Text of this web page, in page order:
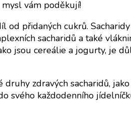
vám poděkují!
od přidaných cukrů.
sacharidů a také
jsou cereálie a jogurty, je
zdravých sacharidů,
svého každodenního